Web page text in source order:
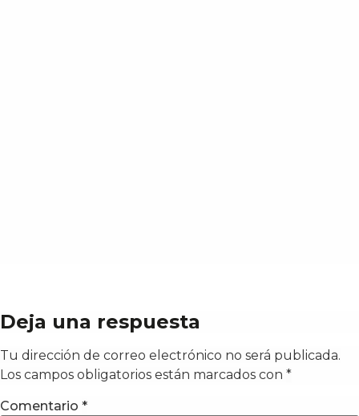
Deja una respuesta
Tu dirección de correo electrónico no será publicada.
Los campos obligatorios están marcados con *
Comentario *